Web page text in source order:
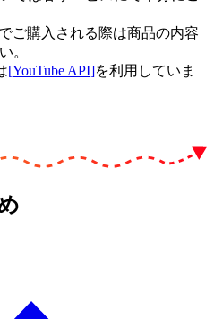
ご購入される際は商品の内容
。
[YouTube API]を利用していま